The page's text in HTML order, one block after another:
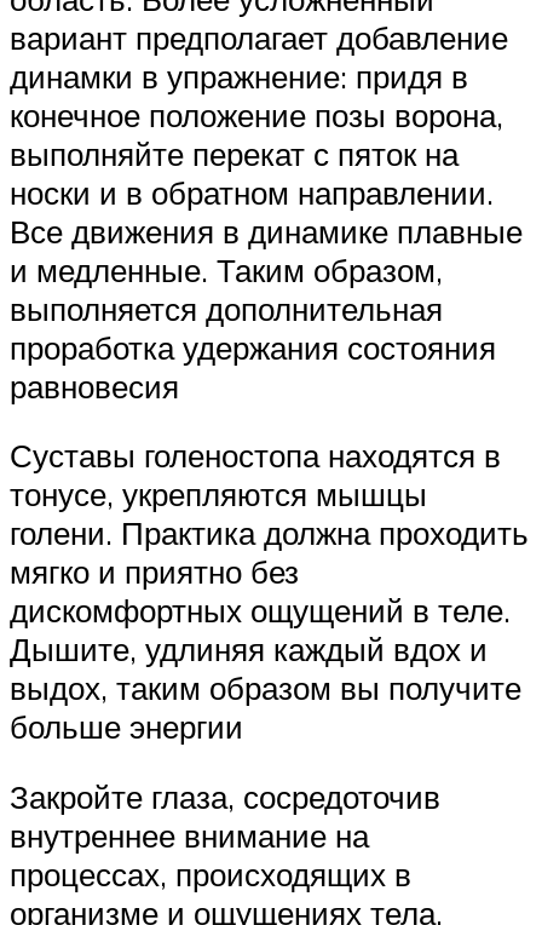
вариант предполагает добавление
динамки в упражнение: придя в
конечное положение позы ворона,
выполняйте перекат с пяток на
носки и в обратном направлении.
Все движения в динамике плавные
и медленные. Таким образом,
выполняется дополнительная
проработка удержания состояния
равновесия
Суставы голеностопа находятся в
тонусе, укрепляются мышцы
голени. Практика должна проходить
мягко и приятно без
дискомфортных ощущений в теле.
Дышите, удлиняя каждый вдох и
выдох, таким образом вы получите
больше энергии
Закройте глаза, сосредоточив
внутреннее внимание на
процессах, происходящих в
организме и ощущениях тела.